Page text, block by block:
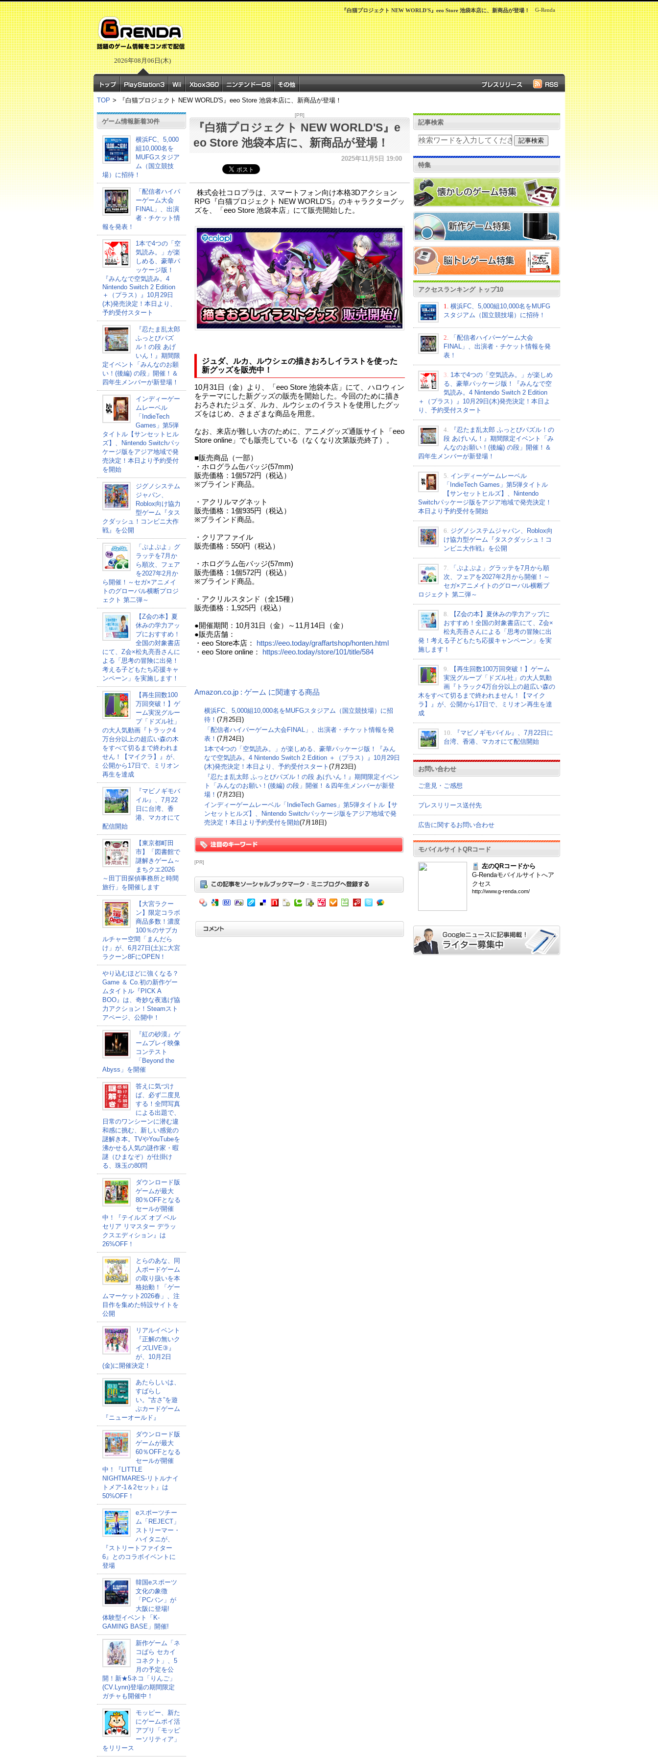
2026年08月06日(木)
G-Renda
『白猫プロジェクト NEW WORLD'S』eeo Store 池袋本店に、新商品が登場！
TOP > 『白猫プロジェクト NEW WORLD'S』eeo Store 池袋本店に、新商品が登場！
ゲーム情報新着30件
横浜FC、5,000
組10,000名を
MUFGスタジア
ム（国立競技
場）に招待！
「配信者ハイパ
ーゲーム大会
FINAL」、出演
者・チケット情
報を発表！
1本で4つの「空
気読み。」が楽
しめる、豪華パ
ッケージ版！
『みんなで空気読み。4
Nintendo Switch 2 Edition
＋（プラス）』10月29日
(木)発売決定！本日より、
予約受付スタート
『忍たま乱太郎
ふっとびパズ
ル！の段 あげ
いん！』期間限
定イベント「みんなのお願
い！(後編) の段」開催！＆
四年生メンバーが新登場！
インディーゲー
ムレーベル
「IndieTech
Games」第5弾
タイトル【サンセットヒル
ズ】、Nintendo Switchパッ
ケージ版をアジア地域で発
売決定！本日より予約受付
を開始
ジグノシステム
ジャパン、
Roblox向け協力
型ゲーム『タス
クダッシュ！コンビニ大作
戦』を公開
「ぷよぷよ」グ
ラッテを7月か
ら順次、フェア
を2027年2月か
ら開催！～セガ×アニメイ
トのグローバル横断プロジ
ェクト 第二弾～
【Z会の本】夏
休みの学力アッ
プにおすすめ！
全国の対象書店
にて、Z会×松丸亮吾さんに
よる「思考の冒険に出発！
考える子どもたち応援キャ
ンペーン」を実施します！
【再生回数100
万回突破！】ゲ
ーム実況グルー
プ「ドズル社」
の大人気動画『トラック4
万台分以上の超広い森の木
をすべて切るまで終われま
せん！【マイクラ】』が、
公開から17日で、ミリオン
再生を達成
『マビノギモバ
イル』、7月22
日に台湾、香
港、マカオにて
配信開始
【東京都町田
市】「図書館で
謎解きゲーム～
まちクエ2026
～田丁田探偵事務所と時間
旅行」を開催します
【大宮ラクー
ン】限定コラボ
商品多数！濃度
100％のサブカ
ルチャー空間「まんだら
け」が、6月27日(土)に大宮
ラクーン8FにOPEN！
やり込むほどに強くなる？
Game ＆ Co.初の新作ゲー
ムタイトル『PICK A
BOO』は、奇妙な夜逃げ協
力アクション！Steamスト
アページ、公開中！
『紅の砂漠』ゲ
ームプレイ映像
コンテスト
「Beyond the
Abyss」を開催
答えに気づけ
ば、必ず二度見
する！全問写真
による出題で、
日常のワンシーンに潜む違
和感に挑む、新しい感覚の
謎解き本。TVやYouTubeを
沸かせる人気の謎作家・暇
謎（ひまなぞ）が仕掛け
る、珠玉の80問
ダウンロード版
ゲームが最大
80％OFFとなる
セールが開催
中！『テイルズ オブ ベル
セリア リマスター デラッ
クスエディション』は
26%OFF！
とらのあな、同
人ボードゲーム
の取り扱いを本
格始動！「ゲー
ムマーケット2026春」、注
目作を集めた特設サイトを
公開
リアルイベント
『正解の無いク
イズLIVE③』
が、10月2日
(金)に開催決定！
あたらしいは、
すばらし
い。“古さ”を遊
ぶカードゲーム
『ニューオールド』
ダウンロード版
ゲームが最大
60％OFFとなる
セールが開催
中！『LITTLE
NIGHTMARES-リトルナイ
トメア-1＆2セット』は
50%OFF！
eスポーツチー
ム「REJECT」
ストリーマー・
ハイタニが、
『ストリートファイター
6』とのコラボイベントに
登場
韓国eスポーツ
文化の象徴
「PCバン」が
大阪に登場!
体験型イベント「K-
GAMING BASE」開催!
新作ゲーム「ネ
コぱら セカイ
コネクト」、5
月の予定を公
開！新★5ネコ「りんご」
(CV.Lynn)登場の期間限定
ガチャも開催中！
モッピー、新た
にゲームポイ活
アプリ「モッピ
ーソリティア」
をリリース
[PR]
『白猫プロジェクト NEW WORLD'S』e
eo Store 池袋本店に、新商品が登場！
2025年11月5日 19:00
株式会社コロプラは、スマートフォン向け本格3Dアクション
RPG『白猫プロジェクト NEW WORLD'S』のキャラクターグッ
ズを、「eeo Store 池袋本店」にて販売開始した。
ジュダ、ルカ、ルウシェの描きおろしイラストを使った
新グッズを販売中！
10月31日（金）より、「eeo Store 池袋本店」にて、ハロウィン
をテーマにした新グッズの販売を開始した。今回のために描き
おろされたジュダ、ルカ、ルウシェのイラストを使用したグッ
ズをはじめ、さまざまな商品を用意。
なお、来店が難しい方のために、アニメグッズ通販サイト「eeo
Store online」でも販売している（なくなり次第販売終了）。
■販売商品（一部）
・ホログラム缶バッジ(57mm)
販売価格：1個572円（税込）
※ブラインド商品。
・アクリルマグネット
販売価格：1個935円（税込）
※ブラインド商品。
・クリアファイル
販売価格：550円（税込）
・ホログラム缶バッジ(57mm)
販売価格：1個572円（税込）
※ブラインド商品。
・アクリルスタンド（全15種）
販売価格：1,925円（税込）
●開催期間：10月31日（金）～11月14日（金）
●販売店舗：
・eeo Store本店：
https://eeo.today/graffartshop/honten.html
・eeo Store online：
https://eeo.today/store/101/title/584
Amazon.co.jp : ゲーム に関連する商品
横浜FC、5,000組10,000名をMUFGスタジアム（国立競技場）に招
待！ (7月25日)
「配信者ハイパーゲーム大会FINAL」、出演者・チケット情報を発
表！ (7月24日)
1本で4つの「空気読み。」が楽しめる、豪華パッケージ版！『みん
なで空気読み。4 Nintendo Switch 2 Edition ＋（プラス）』10月29日
(木)発売決定！本日より、予約受付スタート (7月23日)
『忍たま乱太郎 ふっとびパズル！の段 あげいん！』期間限定イベン
ト「みんなのお願い！(後編) の段」開催！＆四年生メンバーが新登
場！ (7月23日)
インディーゲームレーベル「IndieTech Games」第5弾タイトル【サ
ンセットヒルズ】、Nintendo Switchパッケージ版をアジア地域で発
売決定！本日より予約受付を開始(7月18日)
[PR]
記事検索
特集
アクセスランキング トップ10
1.
横浜FC、5,000組10,000名をMUFG
スタジアム（国立競技場）に招待！
2.
「配信者ハイパーゲーム大会
FINAL」、出演者・チケット情報を発
表！
3. 1本で4つの「空気読み。」が楽しめ
る、豪華パッケージ版！『みんなで空
気読み。4 Nintendo Switch 2 Edition
＋（プラス）』10月29日(木)発売決定！本日よ
り、予約受付スタート
4.
『忍たま乱太郎 ふっとびパズル！の
段 あげいん！』期間限定イベント「み
んなのお願い！(後編) の段」開催！＆
四年生メンバーが新登場！
5. インディーゲームレーベル
「IndieTech Games」第5弾タイトル
【サンセットヒルズ】、Nintendo
Switchパッケージ版をアジア地域で発売決定！
本日より予約受付を開始
6. ジグノシステムジャパン、Roblox向
け協力型ゲーム『タスクダッシュ！コ
ンビニ大作戦』を公開
7.
「ぷよぷよ」グラッテを7月から順
次、フェアを2027年2月から開催！～
セガ×アニメイトのグローバル横断プ
ロジェクト 第二弾～
8.
【Z会の本】夏休みの学力アップに
おすすめ！全国の対象書店にて、Z会×
松丸亮吾さんによる「思考の冒険に出
発！考える子どもたち応援キャンペーン」を実
施します！
9.
【再生回数100万回突破！】ゲーム
実況グループ「ドズル社」の大人気動
画『トラック4万台分以上の超広い森の
木をすべて切るまで終われません！【マイク
ラ】』が、公開から17日で、ミリオン再生を達
成
10.
『マビノギモバイル』、7月22日に
台湾、香港、マカオにて配信開始
お問い合わせ
ご意見・ご感想
プレスリリース送付先
広告に関するお問い合わせ
モバイルサイトQRコード
左のQRコードから
G-Rendaモバイルサイトへア
クセス
http://www.g-renda.com/